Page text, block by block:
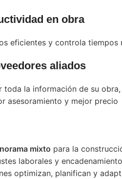
en obra
eficientes y controla tiempos
aliados
la información de su
asesoramiento y mejor precio
mixto para la
laborales y
optimizan, planifican y